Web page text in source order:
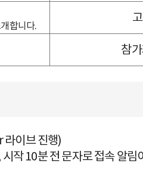
합니다.
참
이브 진행)
작 10분 전 문자로 접속 알림